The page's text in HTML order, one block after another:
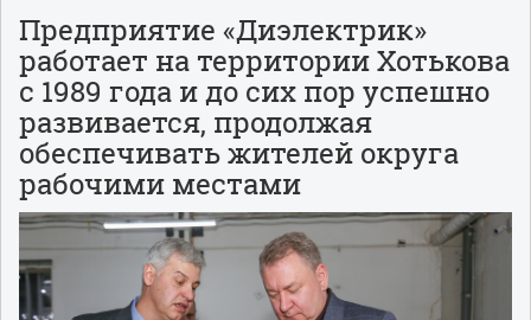
Предприятие «Диэлектрик»
работает на территории Хотькова
с 1989 года и до сих пор успешно
развивается, продолжая
обеспечивать жителей округа
рабочими местами